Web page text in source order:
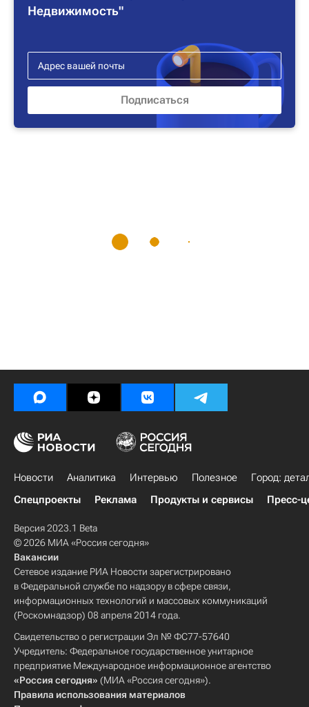
Недвижимость"
Новости Аналитика Интервью Полезное
Город:
Спецпроекты
Реклама Продукты и сервисы Пресс-
Версия 2023.1 Beta
© 2026 МИА «Россия сегодня»
Вакансии
Сетевое издание РИА Новости зарегистрировано
в Федеральной службе по надзору в сфере связи,
информационных технологий и массовых коммуникаций
(Роскомнадзор) 08 апреля 2014 года.
Свидетельство о регистрации Эл № ФС77-57640
Учредитель: Федеральное государственное унитарное
предприятие Международное информационное агентство
«Россия сегодня» (МИА «Россия сегодня»).
Правила использования материалов